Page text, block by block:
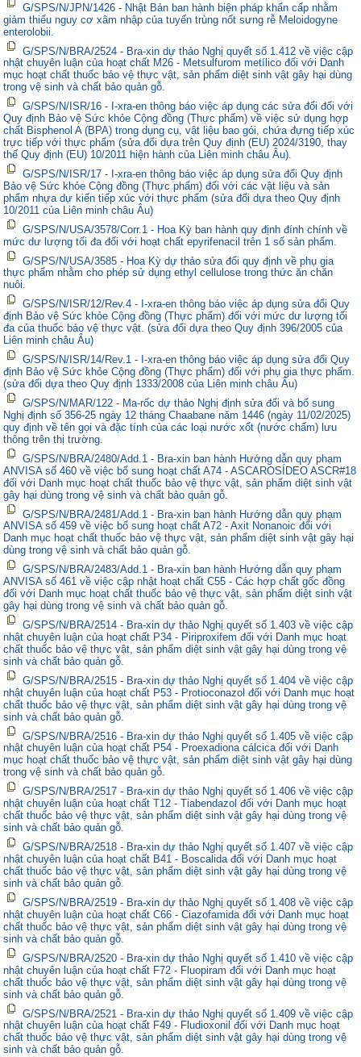
G/SPS/N/JPN/1426 - Nhật Bản ban hành biện pháp khẩn cấp nhằm
giảm thiểu nguy cơ xâm nhập của tuyến trùng nốt sưng rễ Meloidogyne
enterolobii.
G/SPS/N/BRA/2524 - Bra-xin dự thảo Nghị quyết số 1.412 về việc cập
nhật chuyên luận của hoạt chất M26 - Metsulfurom metílico đối với Danh
mục hoạt chất thuốc bảo vệ thực vật, sản phẩm diệt sinh vật gây hại dùng
trong vệ sinh và chất bảo quản gỗ.
G/SPS/N/ISR/16 - I-xra-en thông báo việc áp dụng các sửa đổi đối với
Quy định Bảo vệ Sức khỏe Cộng đồng (Thực phẩm) về việc sử dụng hợp
chất Bisphenol A (BPA) trong dụng cụ, vật liệu bao gói, chứa đựng tiếp xúc
trực tiếp với thực phẩm (sửa đổi dựa trên Quy định (EU) 2024/3190, thay
thế Quy định (EU) 10/2011 hiện hành của Liên minh châu Âu).
G/SPS/N/ISR/17 - I-xra-en thông báo việc áp dụng sửa đổi Quy định
Bảo vệ Sức khỏe Cộng đồng (Thực phẩm) đối với các vật liệu và sản
phẩm nhựa dự kiến tiếp xúc với thực phẩm (sửa đổi dựa theo Quy định
10/2011 của Liên minh châu Âu)
G/SPS/N/USA/3578/Corr.1 - Hoa Kỳ ban hành quy định đính chính về
mức dư lượng tối đa đối với hoạt chất epyrifenacil trên 1 số sản phẩm.
G/SPS/N/USA/3585 - Hoa Kỳ dự thảo sửa đổi quy định về phụ gia
thực phẩm nhằm cho phép sử dụng ethyl cellulose trong thức ăn chăn
nuôi.
G/SPS/N/ISR/12/Rev.4 - I-xra-en thông báo việc áp dụng sửa đổi Quy
định Bảo vệ Sức khỏe Cộng đồng (Thực phẩm) đối với mức dư lượng tối
đa của thuốc bảo vệ thực vật. (sửa đổi dựa theo Quy định 396/2005 của
Liên minh châu Âu)
G/SPS/N/ISR/14/Rev.1 - I-xra-en thông báo việc áp dụng sửa đổi Quy
định Bảo vệ Sức khỏe Cộng đồng (Thực phẩm) đối với phụ gia thực phẩm.
(sửa đổi dựa theo Quy định 1333/2008 của Liên minh châu Âu)
G/SPS/N/MAR/122 - Ma-rốc dự thảo Nghị định sửa đổi và bổ sung
Nghị định số 356-25 ngày 12 tháng Chaabane năm 1446 (ngày 11/02/2025)
quy định về tên gọi và đặc tính của các loại nước xốt (nước chấm) lưu
thông trên thị trường.
G/SPS/N/BRA/2480/Add.1 - Bra-xin ban hành Hướng dẫn quy phạm
ANVISA số 460 về việc bổ sung hoạt chất A74 - ASCAROSÍDEO ASCR#18
đối với Danh mục hoạt chất thuốc bảo vệ thực vật, sản phẩm diệt sinh vật
gây hại dùng trong vệ sinh và chất bảo quản gỗ.
G/SPS/N/BRA/2481/Add.1 - Bra-xin ban hành Hướng dẫn quy phạm
ANVISA số 459 về việc bổ sung hoạt chất A72 - Axit Nonanoic đối với
Danh mục hoạt chất thuốc bảo vệ thực vật, sản phẩm diệt sinh vật gây hại
dùng trong vệ sinh và chất bảo quản gỗ.
G/SPS/N/BRA/2483/Add.1 - Bra-xin ban hành Hướng dẫn quy phạm
ANVISA số 461 về việc cập nhật hoạt chất C55 - Các hợp chất gốc đồng
đối với Danh mục hoạt chất thuốc bảo vệ thực vật, sản phẩm diệt sinh vật
gây hại dùng trong vệ sinh và chất bảo quản gỗ.
G/SPS/N/BRA/2514 - Bra-xin dự thảo Nghị quyết số 1.403 về việc cập
nhật chuyên luận của hoạt chất P34 - Piriproxifem đối với Danh mục hoạt
chất thuốc bảo vệ thực vật, sản phẩm diệt sinh vật gây hại dùng trong vệ
sinh và chất bảo quản gỗ.
G/SPS/N/BRA/2515 - Bra-xin dự thảo Nghị quyết số 1.404 về việc cập
nhật chuyên luận của hoạt chất P53 - Protioconazol đối với Danh mục hoạt
chất thuốc bảo vệ thực vật, sản phẩm diệt sinh vật gây hại dùng trong vệ
sinh và chất bảo quản gỗ.
G/SPS/N/BRA/2516 - Bra-xin dự thảo Nghị quyết số 1.405 về việc cập
nhật chuyên luận của hoạt chất P54 - Proexadiona cálcica đối với Danh
mục hoạt chất thuốc bảo vệ thực vật, sản phẩm diệt sinh vật gây hại dùng
trong vệ sinh và chất bảo quản gỗ.
G/SPS/N/BRA/2517 - Bra-xin dự thảo Nghị quyết số 1.406 về việc cập
nhật chuyên luận của hoạt chất T12 - Tiabendazol đối với Danh mục hoạt
chất thuốc bảo vệ thực vật, sản phẩm diệt sinh vật gây hại dùng trong vệ
sinh và chất bảo quản gỗ.
G/SPS/N/BRA/2518 - Bra-xin dự thảo Nghị quyết số 1.407 về việc cập
nhật chuyên luận của hoạt chất B41 - Boscalida đối với Danh mục hoạt
chất thuốc bảo vệ thực vật, sản phẩm diệt sinh vật gây hại dùng trong vệ
sinh và chất bảo quản gỗ.
G/SPS/N/BRA/2519 - Bra-xin dự thảo Nghị quyết số 1.408 về việc cập
nhật chuyên luận của hoạt chất C66 - Ciazofamida đối với Danh mục hoạt
chất thuốc bảo vệ thực vật, sản phẩm diệt sinh vật gây hại dùng trong vệ
sinh và chất bảo quản gỗ.
G/SPS/N/BRA/2520 - Bra-xin dự thảo Nghị quyết số 1.410 về việc cập
nhật chuyên luận của hoạt chất F72 - Fluopiram đối với Danh mục hoạt
chất thuốc bảo vệ thực vật, sản phẩm diệt sinh vật gây hại dùng trong vệ
sinh và chất bảo quản gỗ.
G/SPS/N/BRA/2521 - Bra-xin dự thảo Nghị quyết số 1.409 về việc cập
nhật chuyên luận của hoạt chất F49 - Fludioxonil đối với Danh mục hoạt
chất thuốc bảo vệ thực vật, sản phẩm diệt sinh vật gây hại dùng trong vệ
sinh và chất bảo quản gỗ.